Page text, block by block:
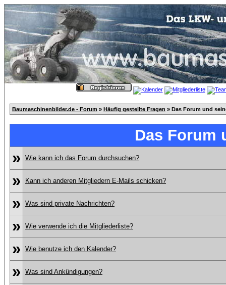
Baumaschinenbilder.de - Forum » Häufig gestellte Fragen » Das Forum und
Das Forum
»
Wie kann ich das Forum durchsuchen?
» Kann ich anderen Mitgliedern E-Mails schicken?
» Was sind private Nachrichten?
» Wie verwende ich die Mitgliederliste?
» Wie benutze ich den Kalender?
» Was sind Ankündigungen?